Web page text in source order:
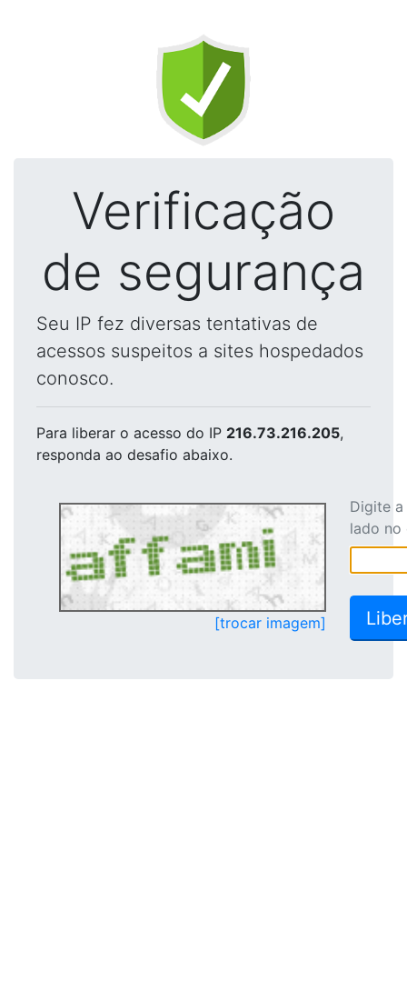
Verificação
de segurança
Seu IP fez diversas tentativas de
acessos suspeitos a sites hospedados
conosco.
Para liberar o acesso do IP 216.73.216.205,
responda ao desafio abaixo.
[trocar imagem]
Digite
lado no